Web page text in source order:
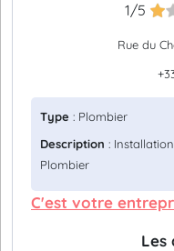
1/5
Rue du
Type : Plombier
Description :
Plombier
C'est votre
Les